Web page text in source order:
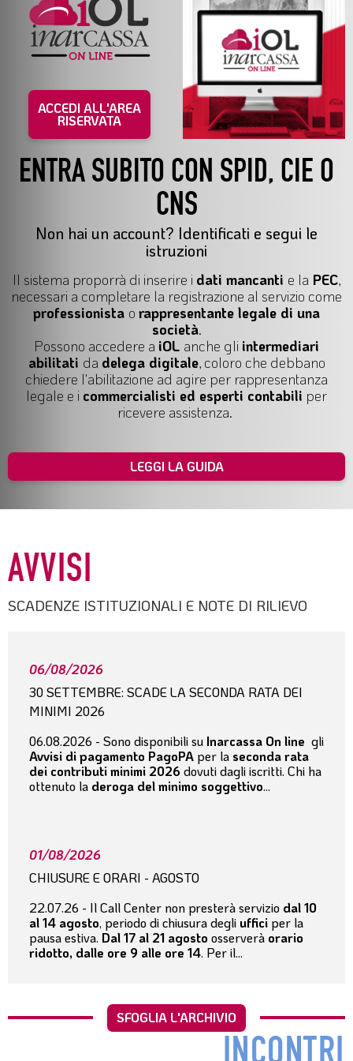
ACCEDI ALL'AREA
RISERVATA
ENTRA SUBITO CON SPID, CIE O
CNS
Non hai un account? Identificati e segui le
istruzioni
Il sistema proporrà di inserire i dati mancanti e la PEC,
necessari a completare la registrazione al servizio come
professionista o rappresentante legale di una
società.
Possono accedere a iOL anche gli intermediari
abilitati da delega digitale, coloro che debbano
chiedere l'abilitazione ad agire per rappresentanza
legale e i commercialisti ed esperti contabili per
ricevere assistenza.
LEGGI LA GUIDA
AVVISI
SCADENZE ISTITUZIONALI E NOTE DI RILIEVO
06/08/2026
30 SETTEMBRE: SCADE LA SECONDA RATA DEI
MINIMI 2026
06.08.2026 - Sono disponibili su Inarcassa On line gli
Avvisi di pagamento PagoPAper la seconda rata
dei contributi minimi 2026 dovuti dagli iscritti. Chi ha
ottenuto la deroga del minimo soggettivo...
01/08/2026
CHIUSURE E ORARI - AGOSTO
22.07.26 - Il Call Center non presterà servizio dal 10
al 14 agosto, periodo di chiusura degli uffici per la
pausa estiva. Dal 17 al 21 agosto osserverà orario
ridotto, dalle ore 9 alle ore 14. Per il...
SFOGLIA L'ARCHIVIO